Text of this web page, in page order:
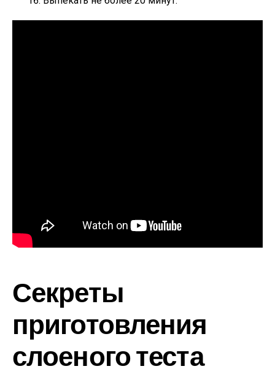
Секреты
приготовления
слоеного теста